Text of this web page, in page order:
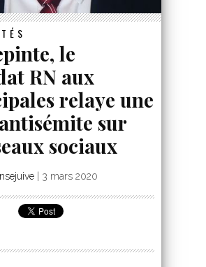
le
RN aux
relaye une
sur
sociaux
3 mars 2020